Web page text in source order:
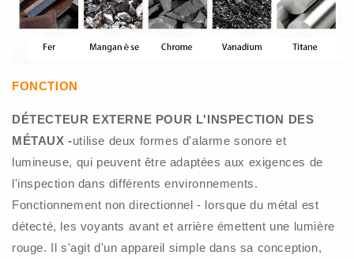
FONCTION
DÉTECTEUR EXTERNE POUR L'INSPECTION DES
MÉTAUX -utilise deux formes d'alarme sonore et
lumineuse, qui peuvent être adaptées aux exigences de
l'inspection dans différents environnements.
Fonctionnement non directionnel - lorsque du métal est
détecté, les voyants avant et arrière émettent une lumière
rouge. Il s'agit d'un appareil simple dans sa conception,